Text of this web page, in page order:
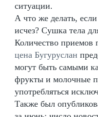
ситуации.
А что же делать,
исчез? Сушка тела
Количество приемов
цена Бугуруслан
могут быть самыми
фрукты и молочные
употребляться
Также был